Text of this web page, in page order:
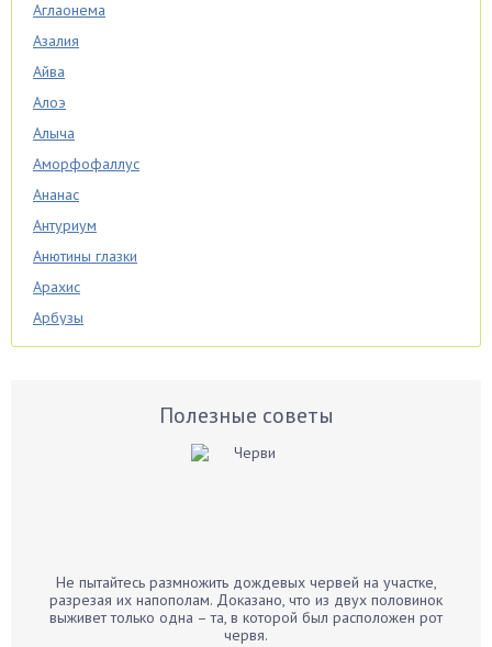
Аглаонема
Азалия
Айва
Алоэ
Алыча
Аморфофаллус
Ананас
Антуриум
Анютины глазки
Арахис
Арбузы
Аспарагус
Бархатцы
Бегония
Полезные советы
Не пытайтесь размножить дождевых червей на участке,
разрезая их напополам. Доказано, что из двух половинок
выживет только одна – та, в которой был расположен рот
червя.